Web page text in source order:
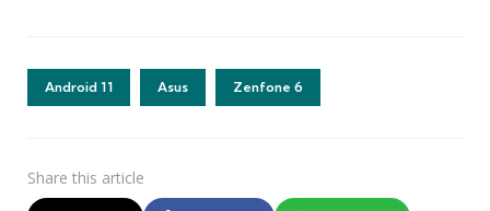
Android 11 Asus Zenfone 6
Share this article